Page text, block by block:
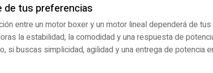
de tus preferencias
entre un motor boxer y un motor lineal dependerá de
la estabilidad, la comodidad y una respuesta de
si buscas simplicidad, agilidad y una entrega de potencia